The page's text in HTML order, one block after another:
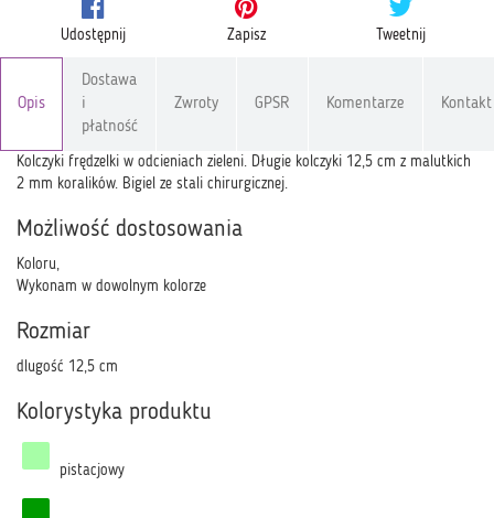
Udostępnij Zapisz Tweetnij
Opis
Dostawa
i
płatność
Zwroty GPSR Komentarze Kontakt
Kolczyki frędzelki w odcieniach zieleni. Długie kolczyki 12,5 cm z malutkich
2 mm koralików. Bigiel ze stali chirurgicznej.
Możliwość dostosowania
Koloru,
Wykonam w dowolnym kolorze
Rozmiar
dlugość 12,5 cm
Kolorystyka produktu
pistacjowy